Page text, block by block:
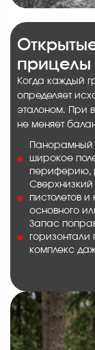
прицелы
Когда каждый
определяет
эталоном. При
не меняет
широкое
периферию,
Сверхнизкий
пистолетов
основного
Запас
горизонтали
комплекс